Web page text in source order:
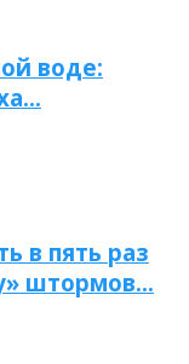
воде:
в пять раз
штормов…